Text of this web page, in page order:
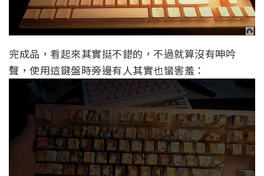
完成品，看起來其實挺不錯的，不過就算沒有呻吟
聲，使用這鍵盤時旁邊有人其實也蠻害羞：